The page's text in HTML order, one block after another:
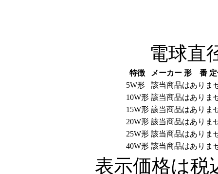
電球直
特徴 メーカー 形 番
5W形
該当商品はありま
10W形 該当商品はありま
15W形 該当商品はありま
20W形 該当商品はありま
25W形 該当商品はありま
40W形 該当商品はありま
表示価格は税